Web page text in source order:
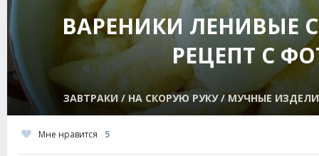
ВАРЕНИКИ ЛЕНИВЫЕ
РЕЦЕПТ С
ЗАВТРАКИ / НА СКОРУЮ РУКУ / МУЧНЫЕ
Мне нравится 5